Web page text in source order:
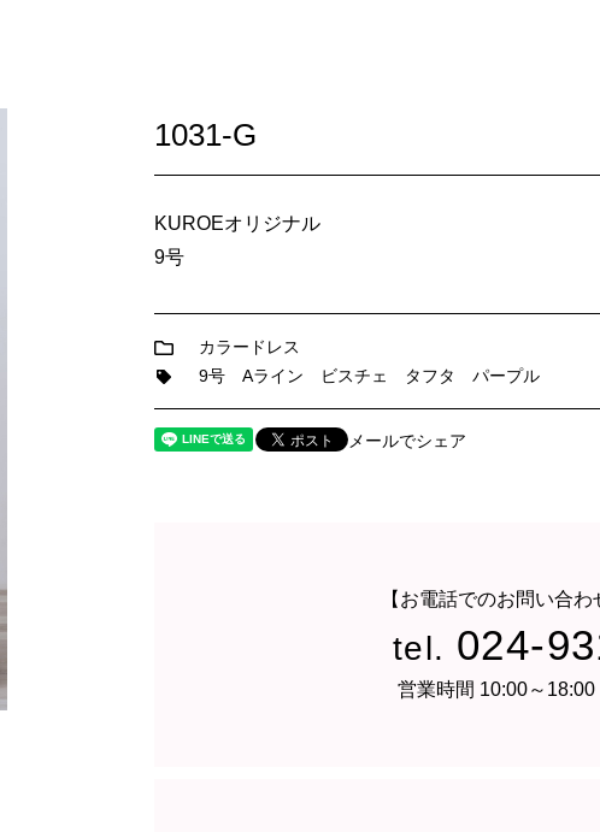
1031-G
KUROEオリジナル
9号
カラードレス
9号
Aライン ビスチェ タフタ パープル
メールでシェア
【お電話でのお問い合わ
tel. 024-
営業時間 10:00～18:00